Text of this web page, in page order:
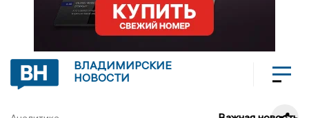
ВЛАДИМИРСКИЕ
НОВОСТИ